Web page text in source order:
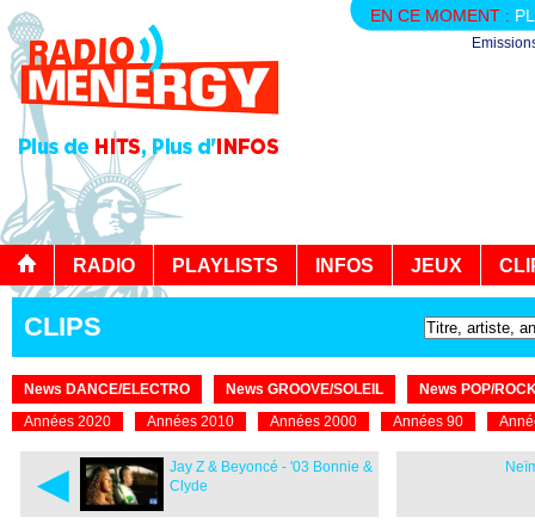
EN CE MOMENT :
RADIO PLAYLISTS INFOS JEUX
CLIPS
News DANCE/ELECTRO News GROOVE/SOLEIL
News POP/
Années 2020
Années 2010 Années 2000 Années 90
◄
Jay Z & Beyoncé - '03 Bonnie &
Clyde